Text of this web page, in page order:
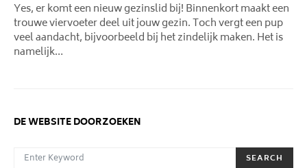
Yes, er komt een nieuw gezinslid bij! Binnenkort maakt een
trouwe viervoeter deel uit jouw gezin. Toch vergt een pup
veel aandacht, bijvoorbeeld bij het zindelijk maken. Het is
namelijk…
DE WEBSITE DOORZOEKEN
SEARCH FOR:
SEARCH